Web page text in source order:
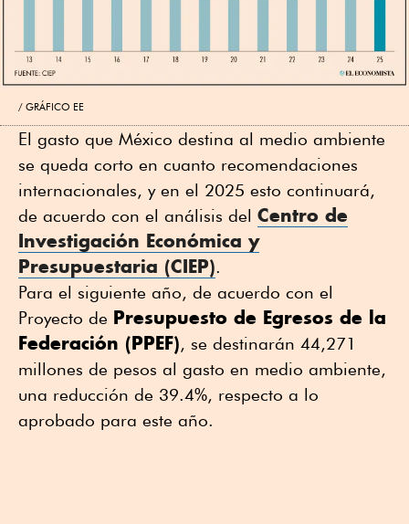
GRÁFICO EE
El gasto que México destina al medio ambiente
se queda corto en cuanto recomendaciones
internacionales, y en el 2025 esto continuará,
de acuerdo con el análisis del Centro de
Investigación Económica y
Presupuestaria (CIEP).
Para el siguiente año, de acuerdo con el
Proyecto de Presupuesto de Egresos de la
Federación (PPEF), se destinarán 44,271
millones de pesos al gasto en medio ambiente,
una reducción de 39.4%, respecto a lo
aprobado para este año.